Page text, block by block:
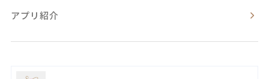
アプリ紹介